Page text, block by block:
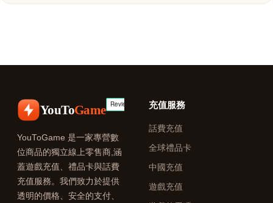
YouToGame
YouToGame 是一家專營數
位商品的獨立線上零售商,涵
蓋遊戲充值、禮品卡與話費
充值服務。我們致力於提供
透明的價格、安全的支付、
充值服務
話費充值
全球禮品卡
中國充值
遊戲充值